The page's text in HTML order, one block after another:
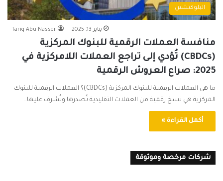
البلوكتشين
Tariq Abu Nasser يناير 13, 2025
منافسة العملات الرقمية للبنوك المركزية
(CBDCs) تُؤدي إلى تراجع العملات اللامركزية في
2025: صراع العروش الرقمية
ما هي العملات الرقمية للبنوك المركزية (CBDCs)؟ العملات الرقمية للبنوك
المركزية هي نسخ رقمية من العملات التقليدية تُصدرها وتُشرف عليها…
أكمل القراءة »
شركات مرخصة وموثوقة